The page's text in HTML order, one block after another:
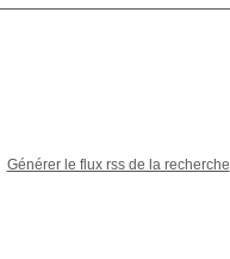
Générer le flux rss de la recherche